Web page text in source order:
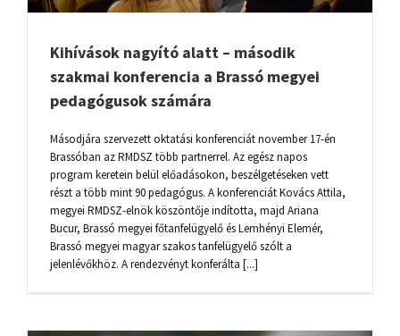
Kihívások nagyító alatt – második
szakmai konferencia a Brassó megyei
pedagógusok számára
Másodjára szervezett oktatási konferenciát november 17-én
Brassóban az RMDSZ több partnerrel. Az egész napos
program keretein belül előadásokon, beszélgetéseken vett
részt a több mint 90 pedagógus. A konferenciát Kovács Attila,
megyei RMDSZ-elnök köszöntője indította, majd Ariana
Bucur, Brassó megyei főtanfelügyelő és Lemhényi Elemér,
Brassó megyei magyar szakos tanfelügyelő szólt a
jelenlévőkhöz. A rendezvényt konferálta [...]